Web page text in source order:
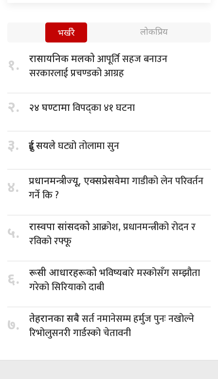
भर्खरै लोकप्रिय
१. रासायनिक मलकोआपूर्ति सहज बनाउन
सरकारलाई प्रचण्डको आग्रह
२. २४ घण्टामाविपद्का ४१ घटना
३. दुई सयलेघट्यो तोलामा सुन
४. प्रधानमन्त्रीज्यू, एक्सप्रेसवेमागाडीको लेन परिवर्तन
गर्ने कि ?
५. रास्वपा सांसदकोआक्रोश, प्रधानमन्त्रीको रोदन र
रविको रफ्फू
६. रूसी आधारहरूकोभविष्यबारे मस्कोसँग सम्झौता
गरेको सिरियाको दाबी
७. तेहरानका सबैसर्त नमानेसम्म हर्मुज पुनः नखोल्ने
रिभोलुसनरी गार्डस्को चेतावनी